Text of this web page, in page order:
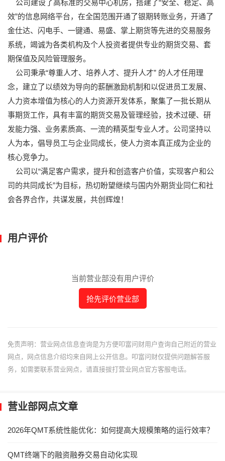
公司建设了高标准的交易中心机房，搭建了“安全、稳定、高
效”的信息网络平台，在全国范围开通了银期转账业务，开通了
金仕达、闪电手、一键通、易盛、掌上期货等先进的交易服务
系统，竭诚为各类机构及个人投资者提供专业的期货交易、套
期保值及风险管理服务。
公司秉承“尊重人才、培养人才、提升人才” 的人才任用理
念，建立了以绩效为导向的薪酬激励机制和以促进员工发展、
人力资本增值为核心的人力资源开发体系，聚集了一批长期从
事期货工作，具有丰富的期货交易及管理经验，技术过硬、研
发能力强、业务素质高、一流的精英型专业人才。公司坚持以
人为本，倡导员工与企业同成长，使人力资本真正成为企业的
核心竞争力。
公司以“满足客户需求，提升和创造客户价值，实现客户和公
司的共同成长”为目标，热切盼望继续与国内外期货业同仁和社
会各界合作，共谋发展，共创辉煌！
用户评价
当前营业部没有用户评价
抢先评价营业部
免责声明：营业网点信息查询是为方便叩富问财用户查询自己附近的营业
网点，网点信息介绍均来自网上公开信息。叩富问财仅提供问题解答服
务，如需要联系营业网点，请直接拔打营业网点官方客服电话。
营业部网点文章
2026年QMT系统性能优化：如何提高大规模策略的运行效率？
QMT终端下的融资融券交易自动化实现